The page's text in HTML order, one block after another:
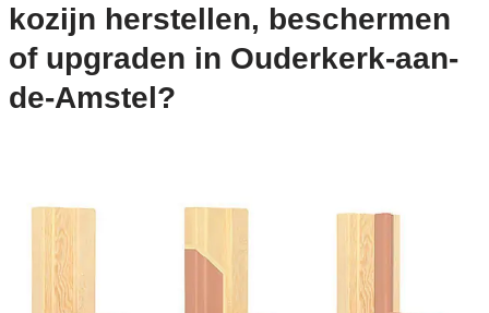
kozijn herstellen, beschermen
of upgraden in Ouderkerk-aan-
de-Amstel?